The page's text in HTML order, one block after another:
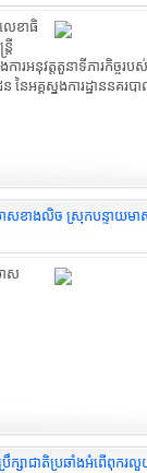
េខាធិ
រី
ការអនុវត្តតួនាទីភារកិច្ចរ
ន នៃអគ្គស្នងការដ្ឋាននគរប
សខាងលិច ស្រុកបន្ទាយមា
ាស
ក្សាជាតិប្រឆាំងអំពើពុករ